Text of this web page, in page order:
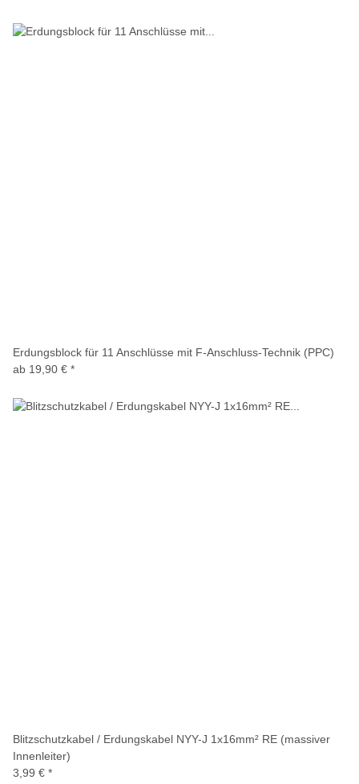
Erdungsblock für 11 Anschlüsse mit F-Anschluss-Technik (PPC)
ab 19,90 € *
Blitzschutzkabel / Erdungskabel NYY-J 1x16mm² RE (massiver
Innenleiter)
3,99 € *